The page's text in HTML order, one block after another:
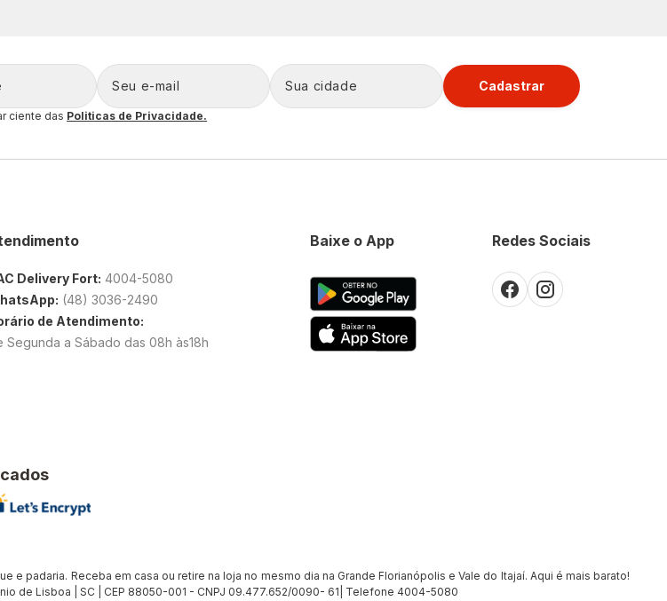
Cadastrar
ciente das Politicas de Privacidade.
Delivery Fort: 4004-5080
(48) 3036-2490
de Atendimento:
Segunda a Sábado das 08h às18h
Redes Sociais
Baixe o App
padaria. Receba em casa ou retire na loja no mesmo dia na Grande Florianópolis e Vale do Itajaí. Aqui é mais barato!
de Lisboa | SC | CEP 88050-001 - CNPJ 09.477.652/0090- 61| Telefone 4004-5080